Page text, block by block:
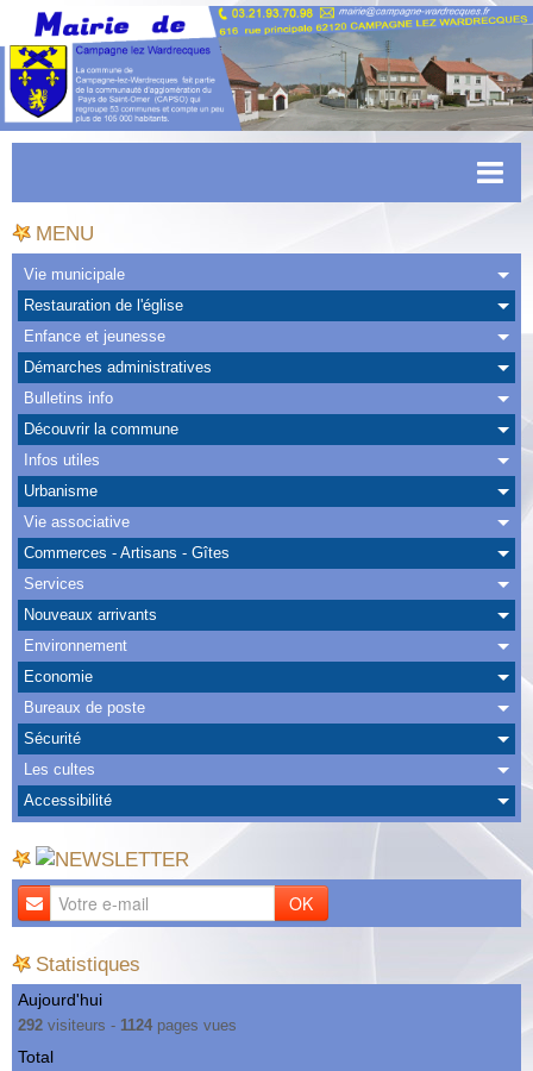
Accueil
Actualités
Facebook
CAPSO
Urbanisme
Transports
Agenda
Albums
Nous Contacter
MENU
Vie municipale
Restauration de l'église
Enfance et jeunesse
Démarches administratives
Bulletins info
Découvrir la commune
Infos utiles
Urbanisme
Vie associative
Commerces - Artisans - Gîtes
Services
Nouveaux arrivants
Environnement
Economie
Bureaux de poste
Sécurité
Les cultes
Accessibilité
OK
Statistiques
Aujourd'hui
292 visiteurs - 1124 pages vues
Total